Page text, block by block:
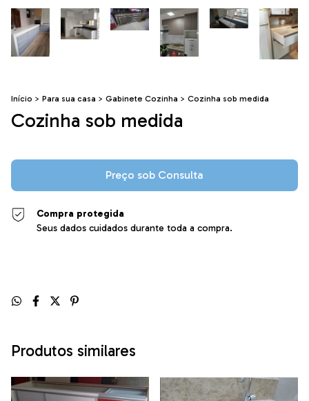
Início > Para sua casa > Gabinete Cozinha > Cozinha sob medida
Cozinha sob medida
Compra protegida
Seus dados cuidados durante toda a compra.
Produtos similares